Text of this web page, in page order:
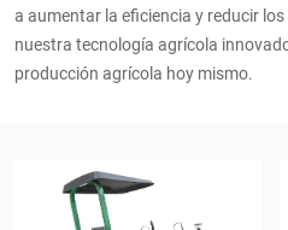
a aumentar la eficiencia y reducir
nuestra tecnología agrícola
producción agrícola hoy mismo.